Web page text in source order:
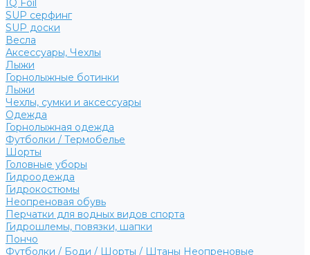
IQ Foil
SUP серфинг
SUP доски
Весла
Аксессуары, Чехлы
Лыжи
Горнолыжные ботинки
Лыжи
Чехлы, сумки и аксессуары
Одежда
Горнолыжная одежда
Футболки / Термобелье
Шорты
Головные уборы
Гидроодежда
Гидрокостюмы
Неопреновая обувь
Перчатки для водных видов спорта
Гидрошлемы, повязки, шапки
Пончо
Футболки / Боди / Шорты / Штаны Неопреновые